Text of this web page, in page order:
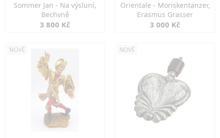
Sommer Jan - Na výsluní,
Bechyně
3 800 Kč
Orientale - Moriskentänzer,
Erasmus Grasser
3 000 Kč
NOVÉ NOVÉ